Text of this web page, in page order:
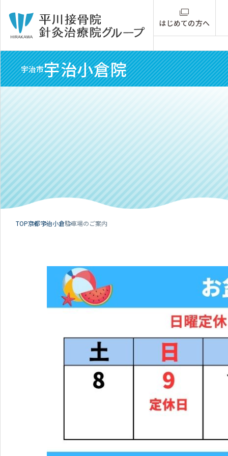
はじめての方へ
宇治市宇治小倉院
TOP京都宇治小倉駐車場のご案内